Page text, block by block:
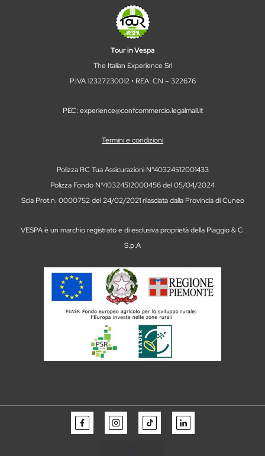
Tour in Vespa
The Italian Experience Srl
P.IVA 12327230012 • REA: CN – 322676
PEC: experience@confcommercio.legalmail.it
Termini e condizioni
Polizza RC Tua Assicurazioni N°40324512001433
Polizza Fondo N°40324512000456 del 05/04/2024
Scia Prot.n. 0000752 del 24/02/2021 rilasciata dalla Provincia di Cuneo
VESPA è un marchio registrato e di esclusiva proprietà della Piaggio & C.
S.p.A